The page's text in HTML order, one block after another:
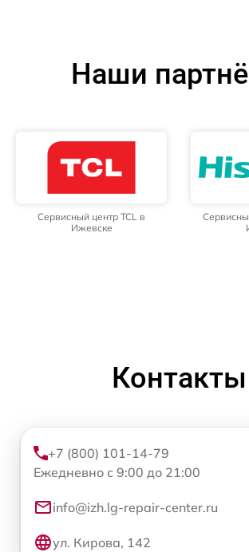
Наши
Сервисный центр TCL в
Ижевске
Контакты
+7 (800) 101-14-79
Ежедневно с 9:00 до 21:00
info@izh.lg-repair-center.ru
ул. Кирова, 142